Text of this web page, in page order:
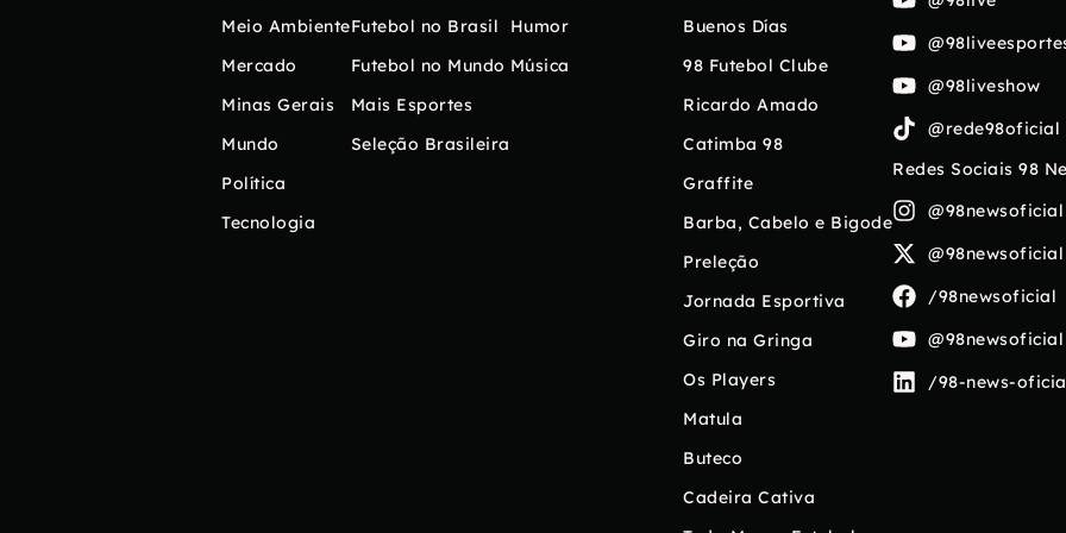
Meio Ambiente
Mercado
Minas Gerais
Mundo
Política
Tecnologia
Futebol no Brasil
Futebol no Mundo
Mais Esportes
Seleção Brasileira
Humor
Música
Buenos Días
98 Futebol Clube
Ricardo Amado
Catimba 98
Graffite
Barba, Cabelo e Bigode
Preleção
Jornada Esportiva
Giro na Gringa
Os Players
Matula
Buteco
Cadeira Cativa
@98liveshow
@rede98oficial
Redes Sociais 98
@98newsoficial
@98newsoficial
/98newsoficial
@98newsoficial
/98-news-